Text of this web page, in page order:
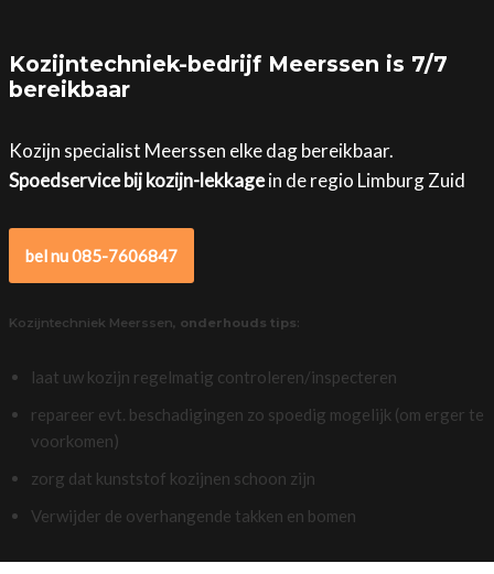
Kozijntechniek-bedrijf Meerssen is 7/7
bereikbaar
Kozijn specialist Meerssen elke dag bereikbaar.
Spoedservice bij kozijn-lekkagein de regio Limburg Zuid
bel nu 085-7606847
Kozijntechniek Meerssen, onderhouds tips:
laat uw kozijn regelmatig controleren/inspecteren
repareer evt. beschadigingen zo spoedig mogelijk (om erger te
voorkomen)
zorg dat kunststof kozijnen schoon zijn
Verwijder de overhangende takken en bomen